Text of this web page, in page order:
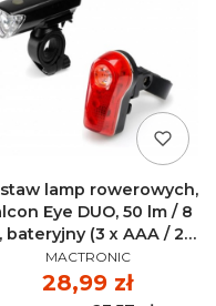
lamp rowerowych,
Eye DUO, 50 lm / 8
bateryjny (3 x AAA / 2 x
MACTRONIC - L-FN3-
1L.2
PRODUCENT
MACTRONIC
Cena
28,99 zł